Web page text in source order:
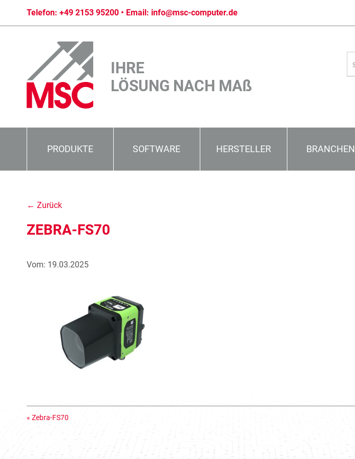
Telefon: +49 2153 95200 • Email: info@msc-computer.de
IHRE
LÖSUNG NACH MAß
PRODUKTE SOFTWARE HERSTELLER BRANCHEN
← Zurück
ZEBRA-FS70
Vom: 19.03.2025
« Zebra-FS70